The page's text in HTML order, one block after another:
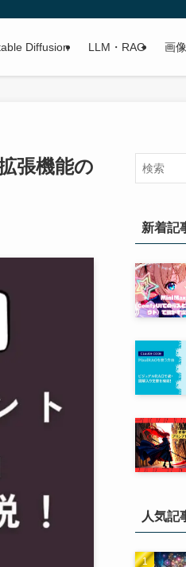
Diffusion LLM・RAG 画
張機能の
新着記
人気記